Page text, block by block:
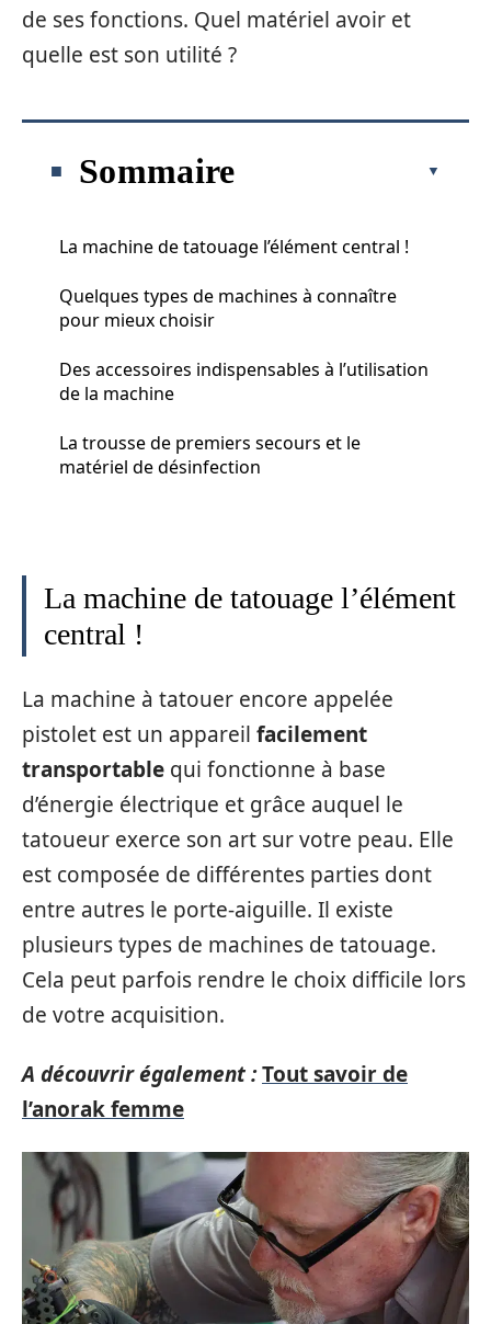
de ses fonctions. Quel matériel avoir et
quelle est son utilité ?
Sommaire
La machine de tatouage l’élément central !
Quelques types de machines à connaître
pour mieux choisir
Des accessoires indispensables à l’utilisation
de la machine
La trousse de premiers secours et le
matériel de désinfection
La machine de tatouage l’élément
central !
La machine à tatouer encore appelée
pistolet est un appareil facilement
transportable qui fonctionne à base
d’énergie électrique et grâce auquel le
tatoueur exerce son art sur votre peau. Elle
est composée de différentes parties dont
entre autres le porte-aiguille. Il existe
plusieurs types de machines de tatouage.
Cela peut parfois rendre le choix difficile lors
de votre acquisition.
A découvrir également :Tout savoir de
l’anorak femme